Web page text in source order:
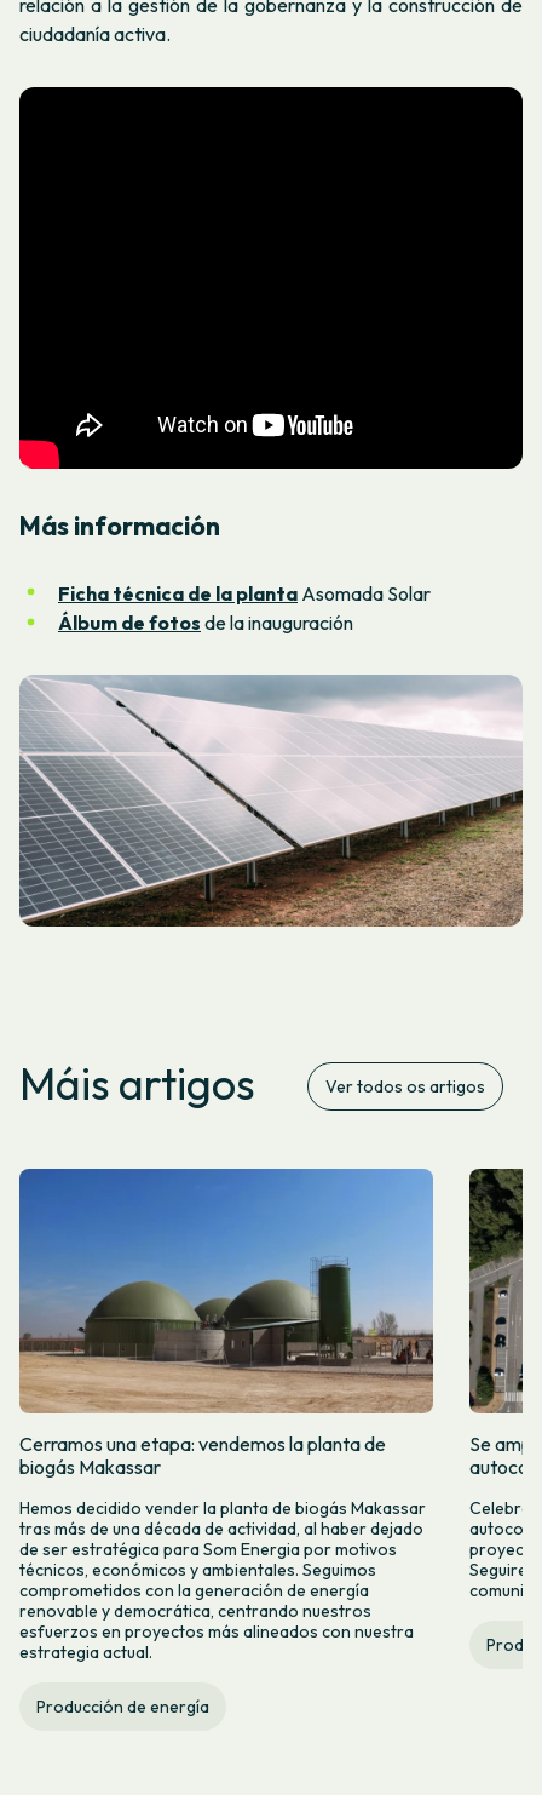
ciudadanía activa.
Más información
Ficha técnica de la planta Asomada Solar
Álbum de fotos de la inauguración
Máis artigos Ver todos os artigos
Cerramos una etapa: vendemos la planta de
biogás Makassar
Hemos decidido vender la planta de biogás Makassar
tras más de una década de actividad, al haber dejado
de ser estratégica para Som Energia por motivos
técnicos, económicos y ambientales. Seguimos
comprometidos con la generación de energía
renovable y democrática, centrando nuestros
esfuerzos en proyectos más alineados con nuestra
estrategia actual.
Producción de energía
Se